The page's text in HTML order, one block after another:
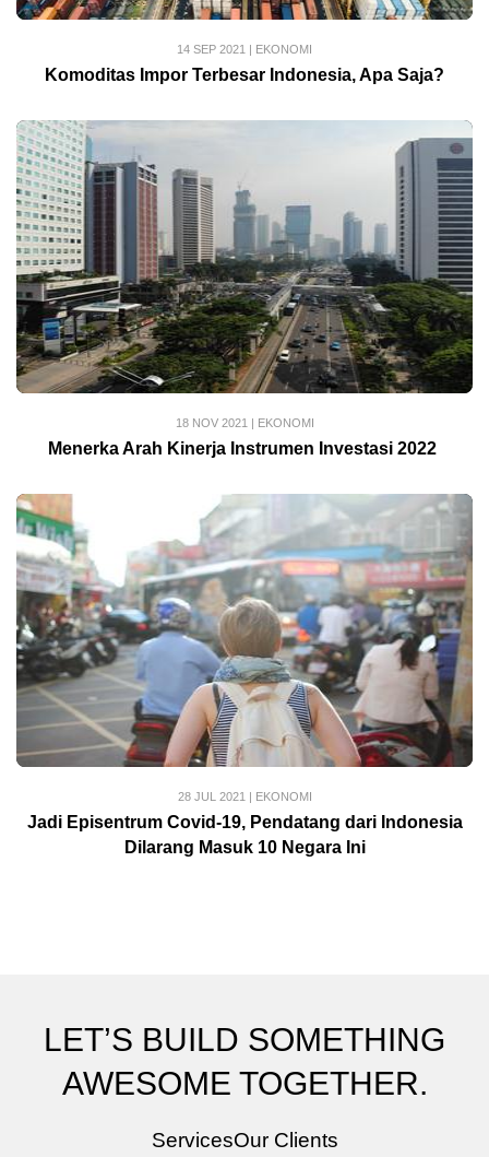
14 SEP 2021 | EKONOMI
Komoditas Impor Terbesar Indonesia, Apa Saja?
18 NOV 2021 | EKONOMI
Menerka Arah Kinerja Instrumen Investasi 2022
28 JUL 2021 | EKONOMI
Jadi Episentrum Covid-19, Pendatang dari Indonesia
Dilarang Masuk 10 Negara Ini
LET’S BUILD SOMETHING
AWESOME TOGETHER.
ServicesOur Clients